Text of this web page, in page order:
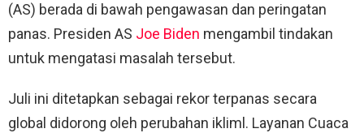
(AS) berada di bawah pengawasan dan peringatan
panas. Presiden AS Joe Biden mengambil tindakan
untuk mengatasi masalah tersebut.
Juli ini ditetapkan sebagai rekor terpanas secara
global didorong oleh perubahan ikliml. Layanan Cuaca